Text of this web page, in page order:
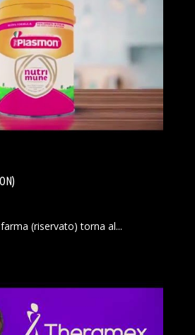
(riservato) torna al...